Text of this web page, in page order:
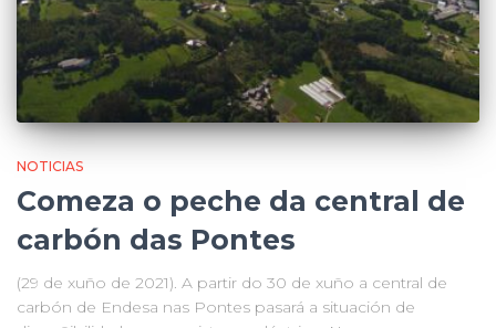
NOTICIAS
Comeza o peche da central de
carbón das Pontes
(29 de xuño de 2021). A partir do 30 de xuño a central de
carbón de Endesa nas Pontes pasará a situación de